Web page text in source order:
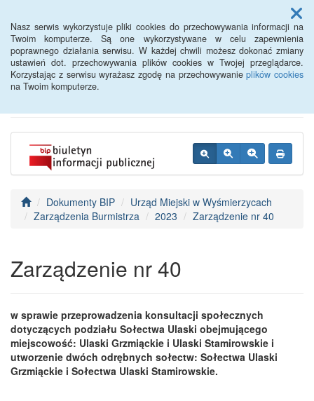
Nasz serwis wykorzystuje pliki cookies do przechowywania informacji na
Twoim komputerze. Są one wykorzystywane w celu zapewnienia
poprawnego działania serwisu. W każdej chwili możesz dokonać zmiany
ustawień dot. przechowywania plików cookies w Twojej przeglądarce.
Korzystając z serwisu wyrażasz zgodę na przechowywanieplików cookies
na Twoim komputerze.
Menu
BIP - Urząd Miejski
Wyśmierzyce
Dokumenty BIP
Urząd Miejski w Wyśmierzycach
Zarządzenia Burmistrza
2023 Zarządzenie nr 40
Zarządzenie nr 40
w sprawie przeprowadzenia konsultacji społecznych
dotyczących podziału Sołectwa Ulaski obejmującego
miejscowość: Ulaski Grzmiąckie i Ulaski Stamirowskie i
utworzenie dwóch odrębnych sołectw: Sołectwa Ulaski
Grzmiąckie i Sołectwa Ulaski Stamirowskie.